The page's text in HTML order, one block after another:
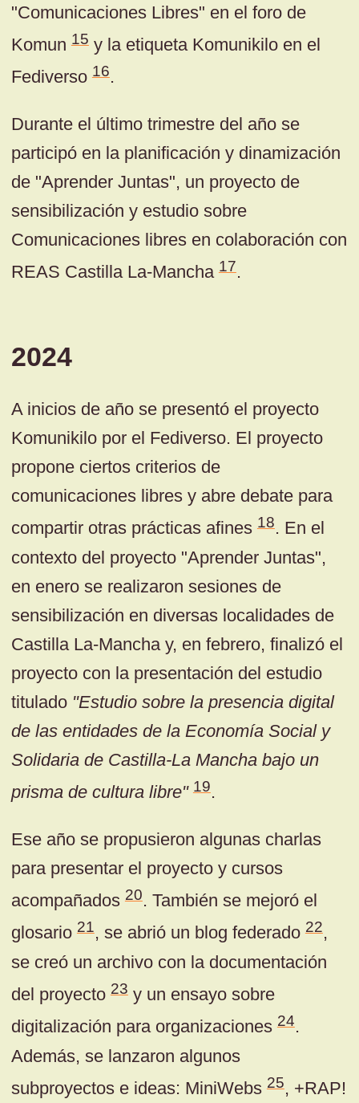
"Comunicaciones Libres" en el foro de
Komun 15y la etiqueta Komunikilo en el
Fediverso 16.
Durante el último trimestre del año se
participó en la planificación y dinamización
de "Aprender Juntas", un proyecto de
sensibilización y estudio sobre
Comunicaciones libres en colaboración con
REAS Castilla La-Mancha 17.
2024
A inicios de año se presentó el proyecto
Komunikilo por el Fediverso. El proyecto
propone ciertos criterios de
comunicaciones libres y abre debate para
compartir otras prácticas afines 18. En el
contexto del proyecto "Aprender Juntas",
en enero se realizaron sesiones de
sensibilización en diversas localidades de
Castilla La-Mancha y, en febrero, finalizó el
proyecto con la presentación del estudio
titulado "Estudio sobre la presencia digital
de las entidades de la Economía Social y
Solidaria de Castilla-La Mancha bajo un
prisma de cultura libre" 19.
Ese año se propusieron algunas charlas
para presentar el proyecto y cursos
acompañados 20. También se mejoró el
glosario 21, se abrió un blog federado 22,
se creó un archivo con la documentación
del proyecto 23y un ensayo sobre
digitalización para organizaciones 24.
Además, se lanzaron algunos
subproyectos e ideas: MiniWebs 25, +RAP!